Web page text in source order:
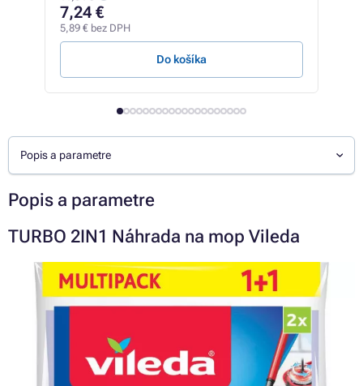
7,24 €
5,89 € bez DPH
Do košíka
Popis a parametre
Popis a parametre
TURBO 2IN1 Náhrada na mop Vileda